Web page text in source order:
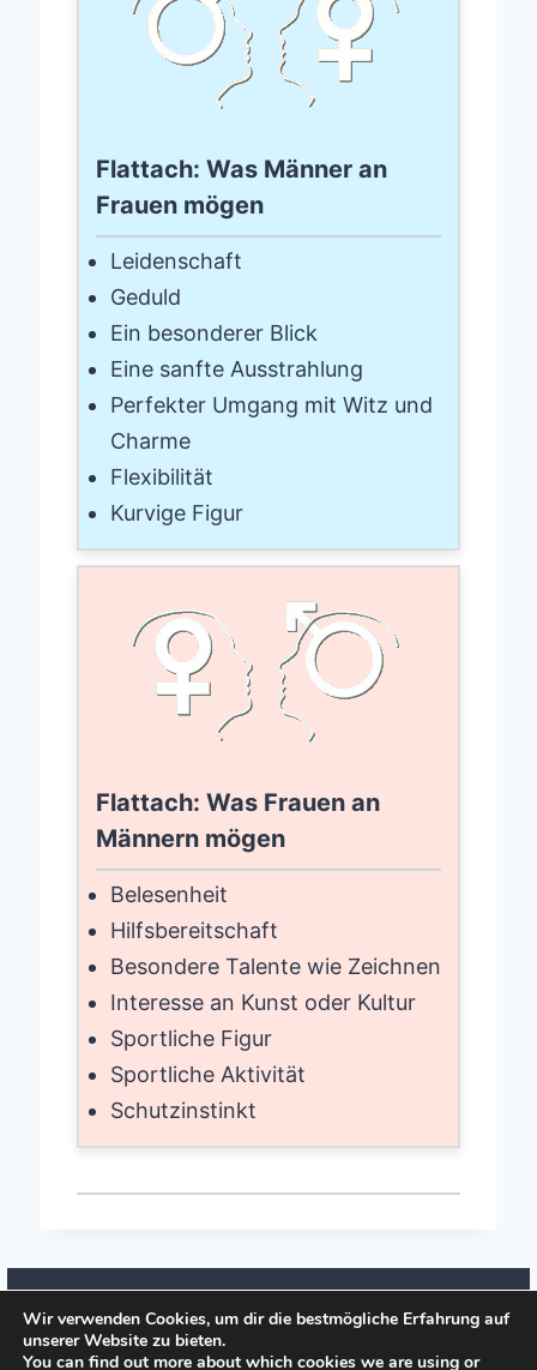
Flattach: Was Männer an
Frauen mögen
Leidenschaft
Geduld
Ein besonderer Blick
Eine sanfte Ausstrahlung
Perfekter Umgang mit Witz und
Charme
Flexibilität
Kurvige Figur
Flattach: Was Frauen an
Männern mögen
Belesenheit
Hilfsbereitschaft
Besondere Talente wie Zeichnen
Interesse an Kunst oder Kultur
Sportliche Figur
Sportliche Aktivität
Schutzinstinkt
© 2026 Date-18.de
Wir verwenden Cookies, um dir die bestmögliche Erfahrung auf
unserer Website zu bieten.
You can find out more about which cookies we are using or